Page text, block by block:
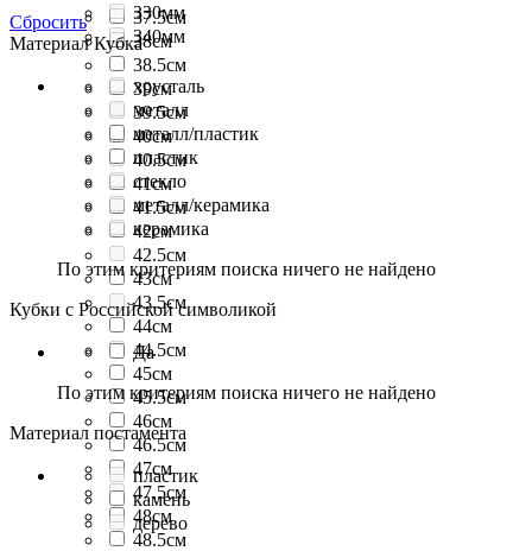
37.5см
38см
38.5см
39см
39.5см
40см
40.5см
41см
41.5см
42см
42.5см
43см
43.5см
44см
44.5см
45см
45.5см
46см
46.5см
47см
47.5см
48см
48.5см
330мм
340мм
Сбросить
Материал Кубка
хрусталь
металл
металл/пластик
пластик
стекло
металл/керамика
керамика
По этим критериям поиска ничего не найдено
Кубки с Российской символикой
Да
По этим критериям поиска ничего не найдено
Материал постамента
пластик
камень
дерево